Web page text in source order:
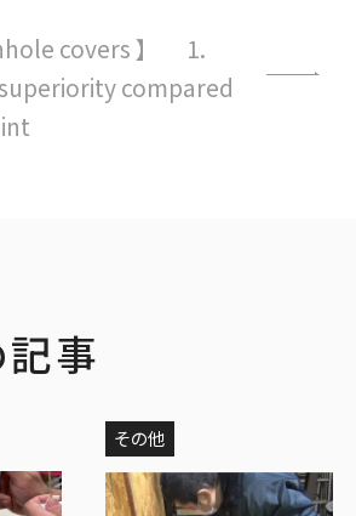
covers 】 1.
compared
事
その他